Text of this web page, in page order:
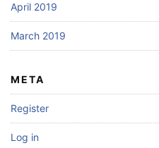
April 2019
March 2019
META
Register
Log in